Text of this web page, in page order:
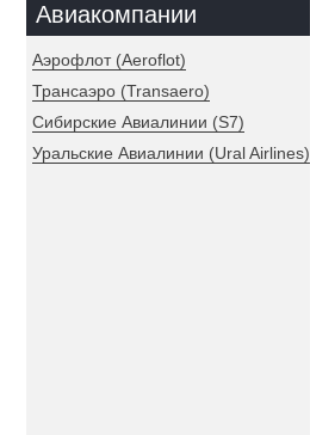
Авиакомпании
Аэрофлот (Aeroflot)
Трансаэро (Transaero)
Сибирские Авиалинии (S7)
Уральские Авиалинии (Ural Airlines)